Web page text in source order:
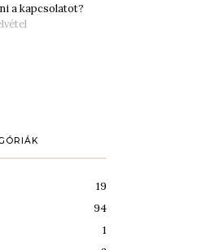
a kapcsolatot?
19
94
1